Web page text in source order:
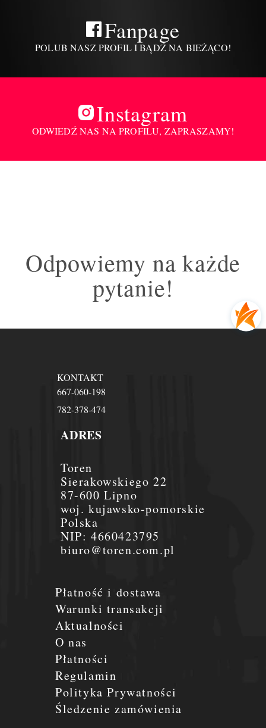
Fanpage
POLUB NASZ PROFIL I BĄDŹ NA BIEŻĄCO!
Instagram
ODWIEDŹ NAS NA PROFILU, ZAPRASZAMY!
Odpowiemy na każde
pytanie!
Płatność i dostawa
Warunki transakcji
Aktualności
O nas
Płatności
Regulamin
Polityka Prywatności
Śledzenie zamówienia
ADRES
Toren
Sierakowskiego 22
87-600 Lipno
woj. kujawsko-pomorskie
Polska
NIP:4660423795
biuro@toren.com.pl
KONTAKT
667-060-198
782-378-474